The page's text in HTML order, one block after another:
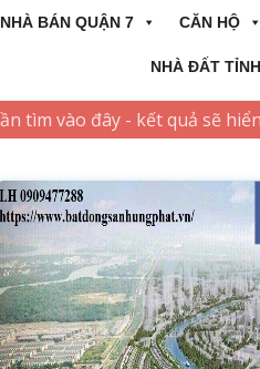
NHÀ BÁN QUẬN 7 CĂN HỘ
NHÀ ĐẤT